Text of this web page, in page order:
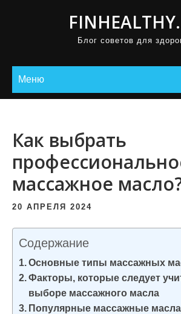
Блог советов для
Меню
Как выбрать
массажное
20 АПРЕЛЯ 2024
Содержание
Основные типы массажных
Факторы, которые следует
выборе массажного масла
Популярные массажные